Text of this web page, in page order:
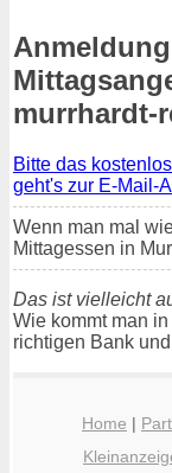
murrhardt-
Bitte das
geht's zur E-Mail-
Wenn man mal
Mittagessen in
Das ist vielleicht
Wie kommt man
richtigen Bank
Home |